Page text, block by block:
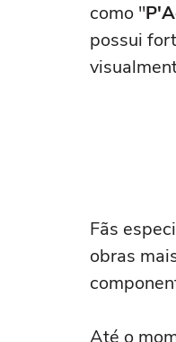
como "
possui
Fãs
obras
Até o